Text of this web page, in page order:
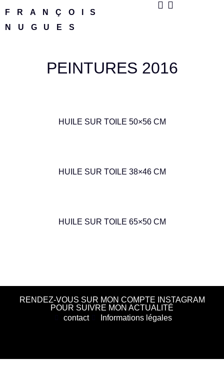
FRANÇOIS
NUGUES
PEINTURES 2016
HUILE SUR TOILE 50×56 CM
HUILE SUR TOILE 38×46 CM
HUILE SUR TOILE 65×50 CM
RENDEZ-VOUS SUR MON COMPTE INSTAGRAM
POUR SUIVRE MON ACTUALITÉ
contact
Informations légales